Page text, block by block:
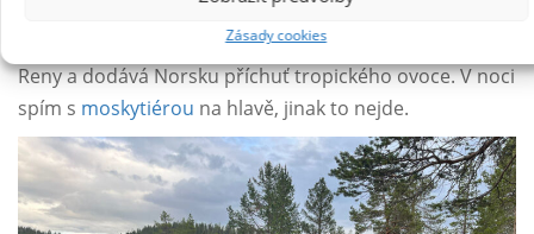
Zásady cookies
Vybalím si spaní a vykoupu se v jezeře. Po dešti začnou
létat komáři a midges – až dnes jde do akce repelent z
Reny a dodává Norsku příchuť tropického ovoce. V noci
spím s moskytiérou na hlavě, jinak to nejde.